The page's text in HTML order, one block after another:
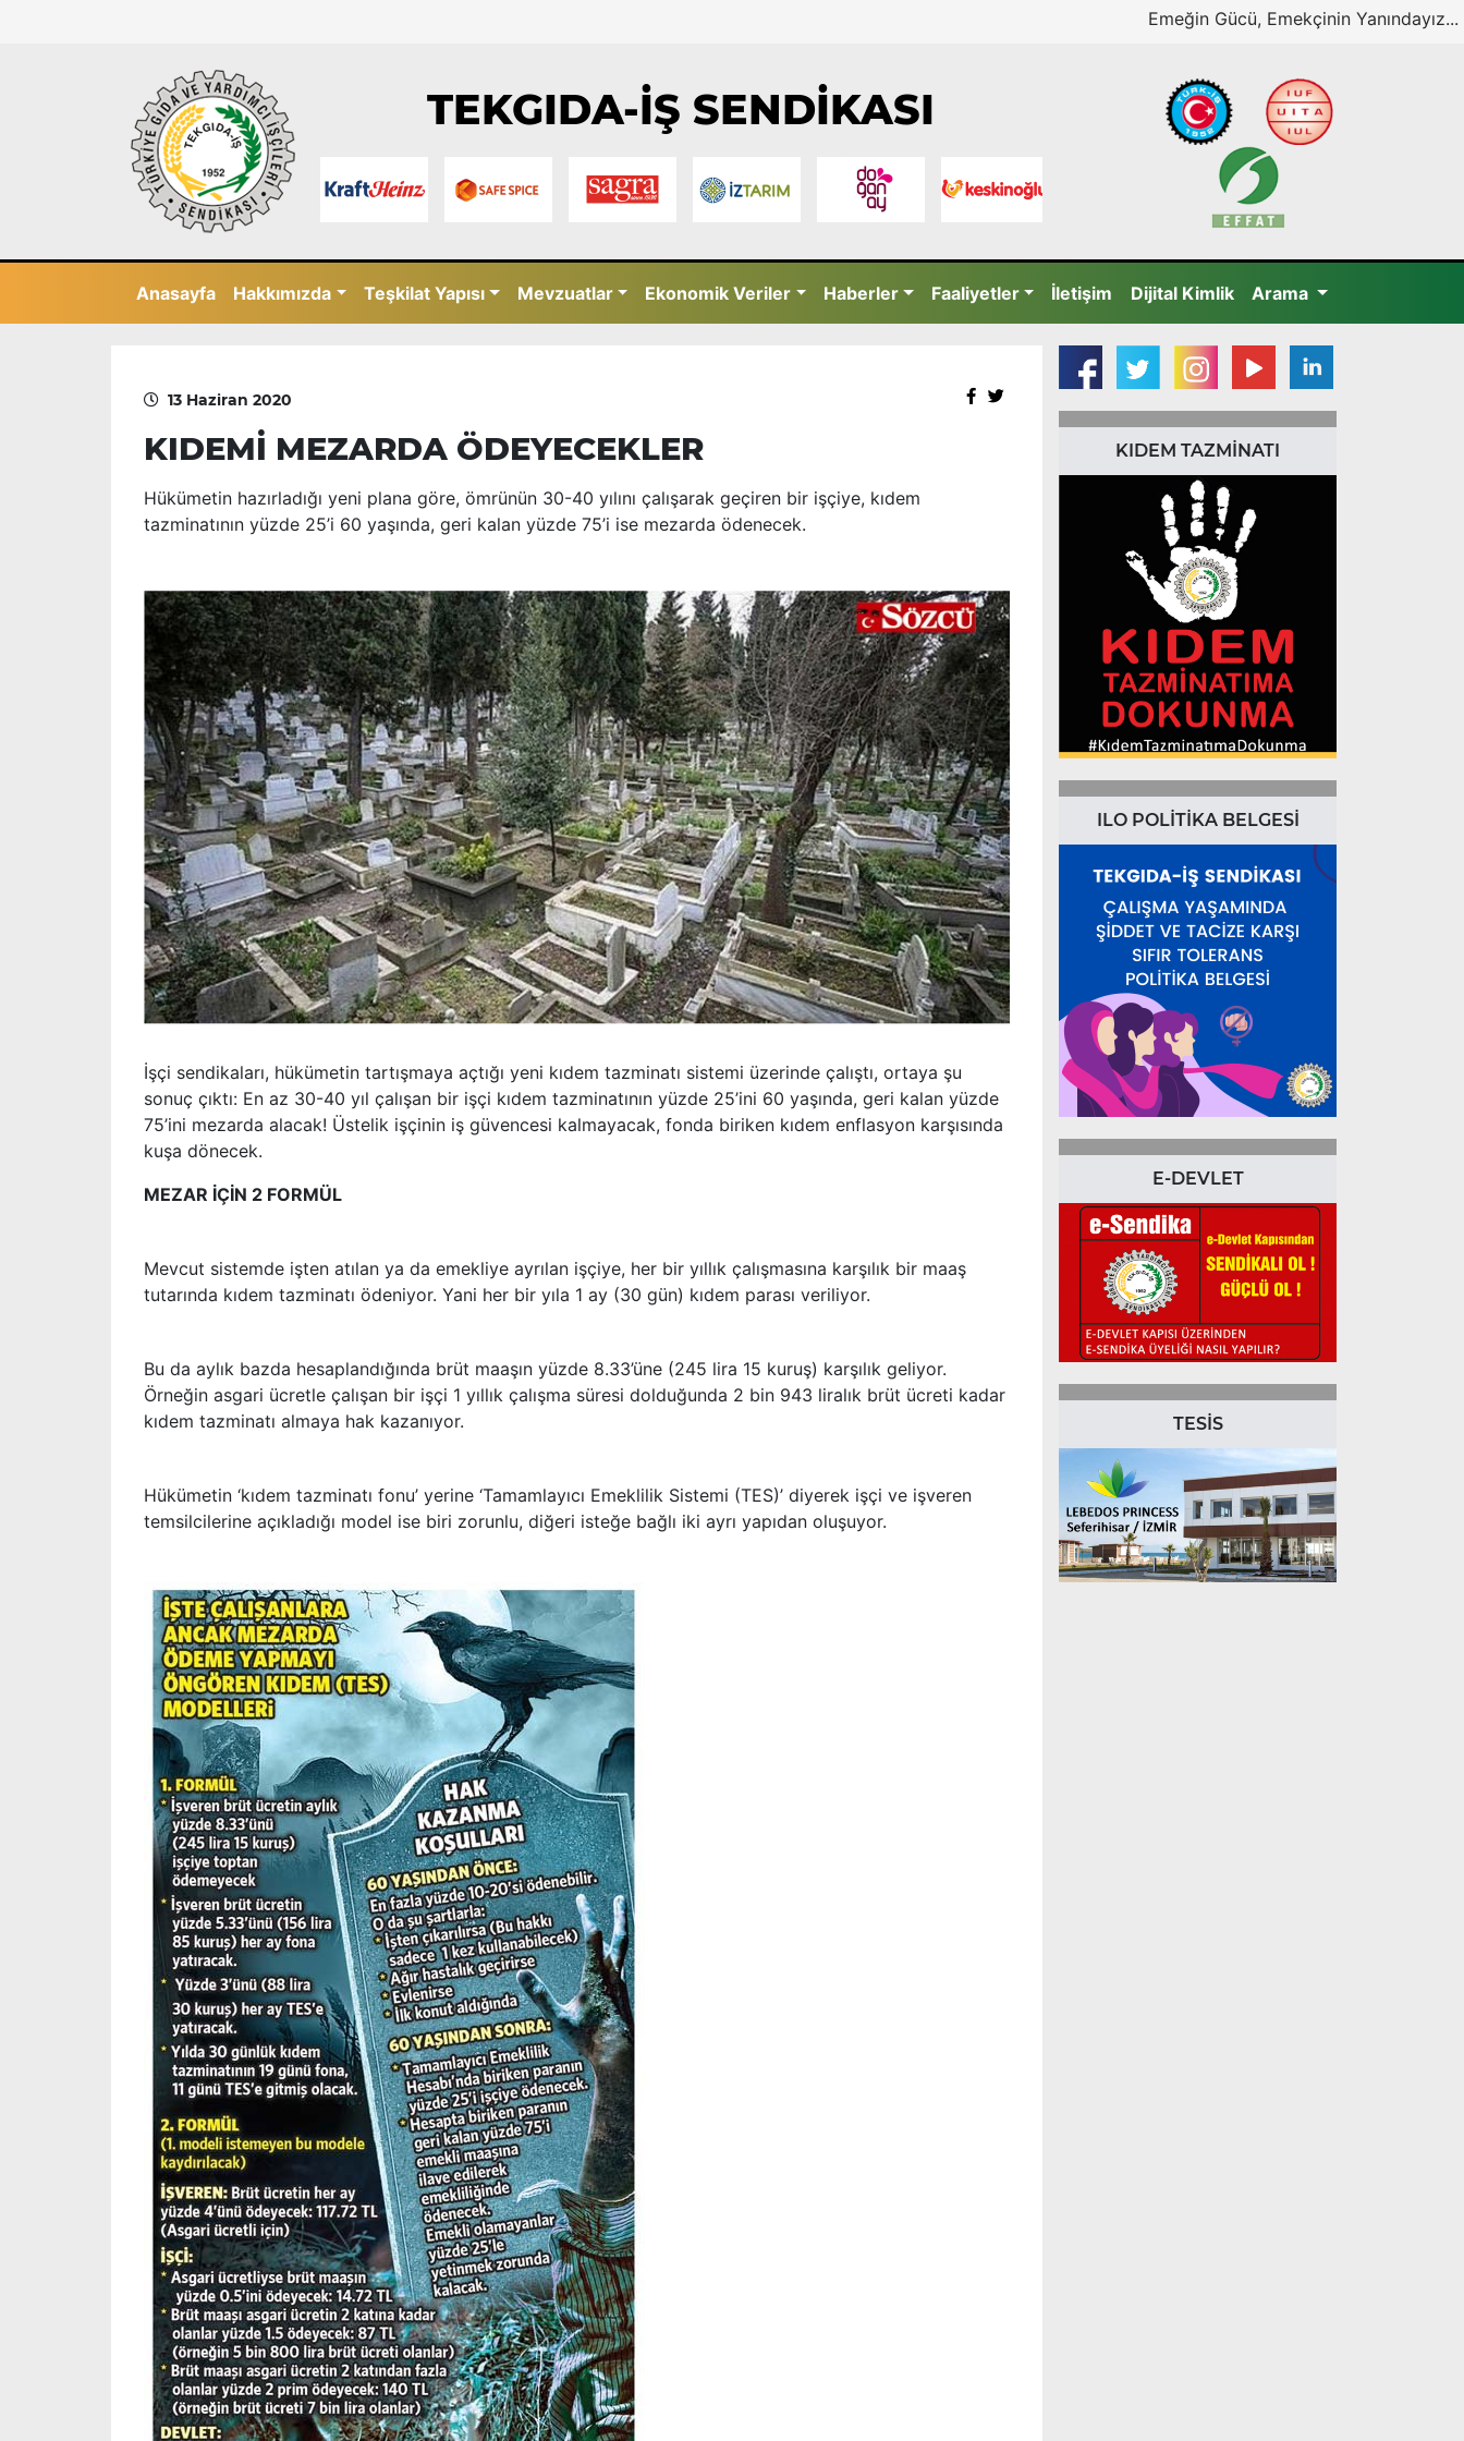
Emeğin Gücü, Emekçinin Yanındayız...
TEKGIDA-İŞ SENDİKASI
Anasayfa Hakkımızda Teşkilat Yapısı Mevzuatlar Ekonomik Veriler Haberler Faaliyetler İletişim Dijital Kimlik Arama
13 Haziran 2020
KIDEMİ MEZARDA ÖDEYECEKLER
Hükümetin hazırladığı yeni plana göre, ömrünün 30-40 yılını çalışarak geçiren bir işçiye, kıdem
tazminatının yüzde 25’i 60 yaşında, geri kalan yüzde 75’i ise mezarda ödenecek.
İşçi sendikaları, hükümetin tartışmaya açtığı yeni kıdem tazminatı sistemi üzerinde çalıştı, ortaya şu
sonuç çıktı: En az 30-40 yıl çalışan bir işçi kıdem tazminatının yüzde 25’ini 60 yaşında, geri kalan yüzde
75’ini mezarda alacak! Üstelik işçinin iş güvencesi kalmayacak, fonda biriken kıdem enflasyon karşısında
kuşa dönecek.
MEZAR İÇİN 2 FORMÜL
Mevcut sistemde işten atılan ya da emekliye ayrılan işçiye, her bir yıllık çalışmasına karşılık bir maaş
tutarında kıdem tazminatı ödeniyor. Yani her bir yıla 1 ay (30 gün) kıdem parası veriliyor.
Bu da aylık bazda hesaplandığında brüt maaşın yüzde 8.33’üne (245 lira 15 kuruş) karşılık geliyor.
Örneğin asgari ücretle çalışan bir işçi 1 yıllık çalışma süresi dolduğunda 2 bin 943 liralık brüt ücreti kadar
kıdem tazminatı almaya hak kazanıyor.
Hükümetin ‘kıdem tazminatı fonu’ yerine ‘Tamamlayıcı Emeklilik Sistemi (TES)’ diyerek işçi ve işveren
temsilcilerine açıkladığı model ise biri zorunlu, diğeri isteğe bağlı iki ayrı yapıdan oluşuyor.
KIDEM TAZMİNATI
ILO POLİTİKA BELGESİ
E-DEVLET
TESİS